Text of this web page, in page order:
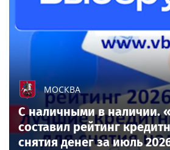
МОСКВА
С наличными в наличии.
составил рейтинг
снятия денег за июль